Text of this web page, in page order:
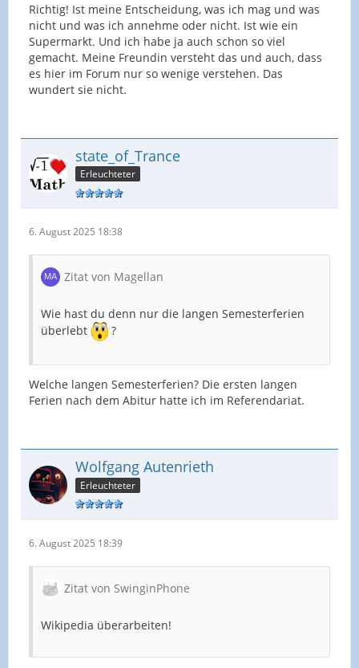
Richtig! Ist meine Entscheidung, was ich mag und was
nicht und was ich annehme oder nicht. Ist wie ein
Supermarkt. Und ich habe ja auch schon so viel
gemacht. Meine Freundin versteht das und auch, dass
es hier im Forum nur so wenige verstehen. Das
wundert sie nicht.
state_of_Trance
Erleuchteter
6. August 2025 18:38
Zitat von Magellan
Wie hast du denn nur die langen Semesterferien
überlebt
?
Welche langen Semesterferien? Die ersten langen
Ferien nach dem Abitur hatte ich im Referendariat.
Wolfgang Autenrieth
Erleuchteter
6. August 2025 18:39
Zitat von SwinginPhone
Wikipedia überarbeiten!